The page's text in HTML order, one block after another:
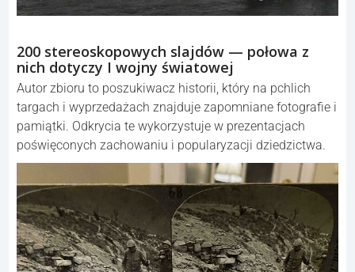
200 stereoskopowych slajdów — połowa z
nich dotyczy I wojny światowej
Autor zbioru to poszukiwacz historii, który na pchlich
targach i wyprzedażach znajduje zapomniane fotografie i
pamiątki. Odkrycia te wykorzystuje w prezentacjach
poświęconych zachowaniu i popularyzacji dziedzictwa.